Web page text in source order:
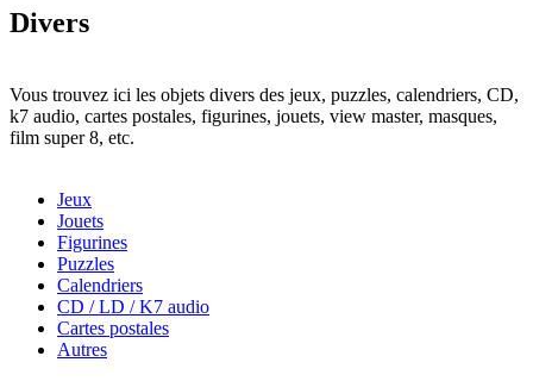
Divers
Vous trouvez ici les objets divers des jeux, puzzles, calendriers, CD,
k7 audio, cartes postales, figurines, jouets, view master, masques,
film super 8, etc.
Jeux
Jouets
Figurines
Puzzles
Calendriers
CD / LD / K7 audio
Cartes postales
Autres